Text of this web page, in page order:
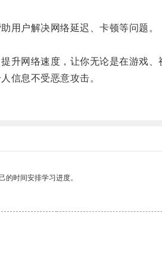
户解决网络延迟、卡顿等问题。
网络速度，让你无论是在游戏、
信息不受恶意攻击。
时间安排学习进度。